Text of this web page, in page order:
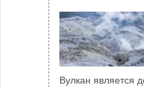
Вулкан является